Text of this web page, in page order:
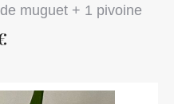
muguet + 1 pivoine